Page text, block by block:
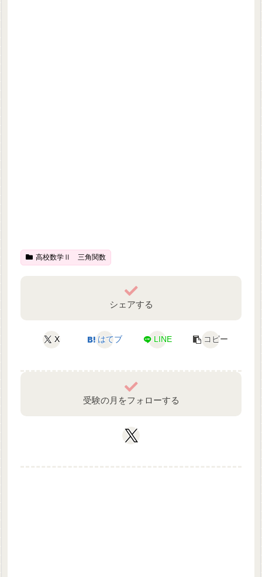
高校数学Ⅱ 三角関数
シェアする
X はてブ LINE コピー
受験の月をフォローする